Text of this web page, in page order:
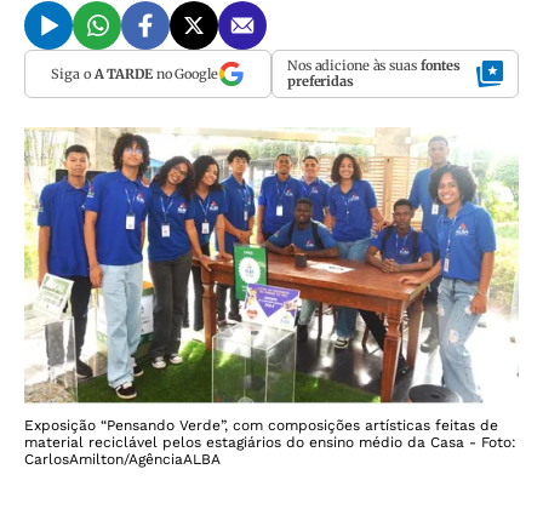
Siga o A TARDEno Google Nos adicione às suas fontes
preferidas
Exposição “Pensando Verde”, com composições artísticas feitas de
material reciclável pelos estagiários do ensino médio da Casa - Foto:
CarlosAmilton/AgênciaALBA